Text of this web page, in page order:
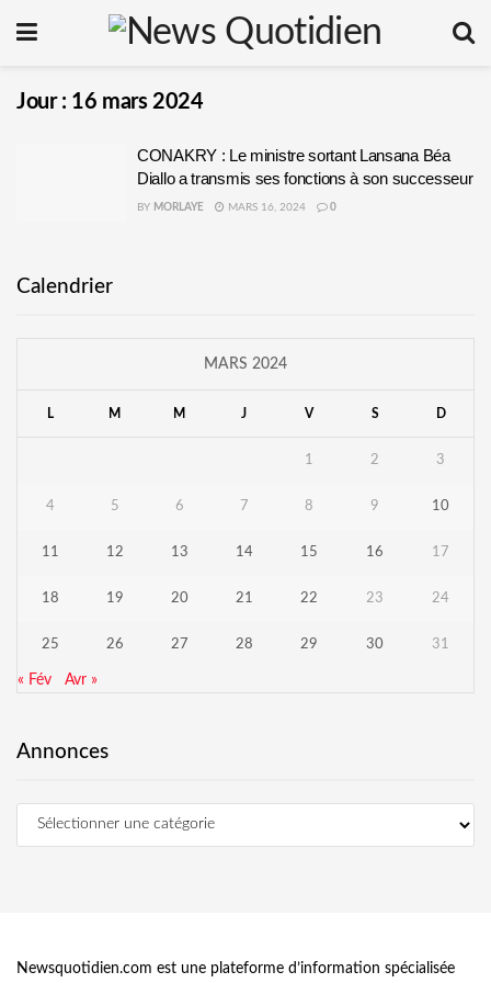
Jour : 16 mars 2024
CONAKRY : Le ministre sortant Lansana Béa
Diallo a transmis ses fonctions à son successeur
BY MORLAYE MARS 16, 2024 0
Calendrier
MARS 2024
L M M J V S D
1 2 3
4 5 6 7 8 9 10
11 12 13 14 15 16 17
18 19 20 21 22 23 24
25 26 27 28 29 30 31
« Fév Avr »
Annonces
Newsquotidien.com est une plateforme d’information spécialisée